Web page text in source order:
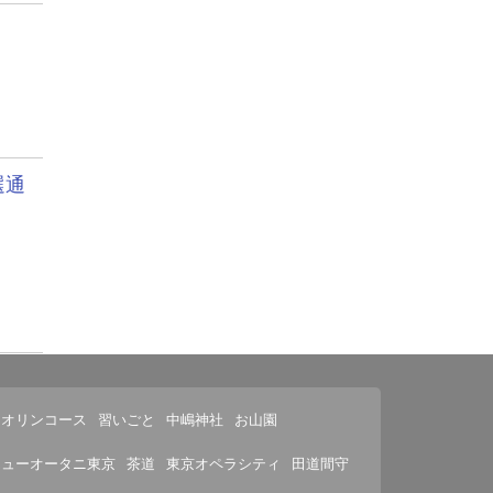
リンコース 習いごと 中嶋神社 お山園
ーオータニ東京 茶道 東京オペラシティ 田道間守